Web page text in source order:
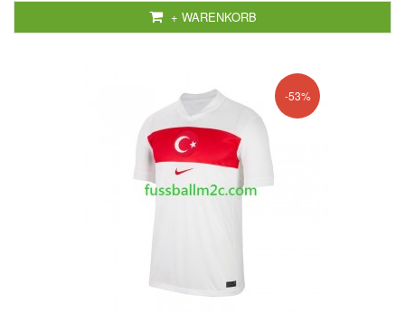
+ WARENKORB
-53%